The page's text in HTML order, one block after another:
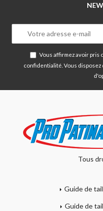
Vous affirmez avoir pris
confidentialité . Vous
Tous
Guide de
Guide de